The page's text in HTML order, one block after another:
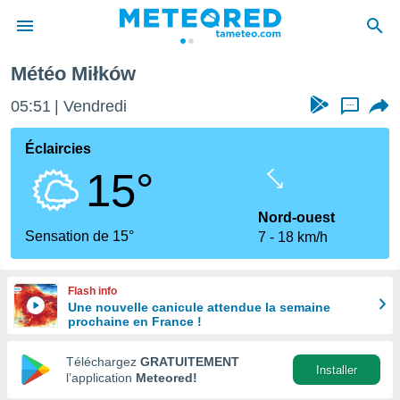
de
en
Météo Miłków
05:51 Vendredi ...
Éclaircies
15°
Sensation de 15°
Nord-ouest
7
18 km/h
Flash info
Une nouvelle canicule attendue la semaine
prochaine en France !
Téléchargez GRATUITEMENT
l’application Meteored!
Installer